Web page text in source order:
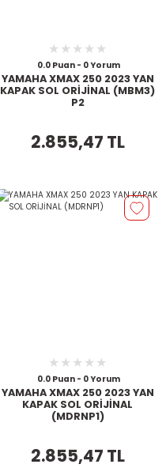
0.0 Puan - 0 Yorum
YAMAHA XMAX 250 2023 YAN
KAPAK SOL ORİJİNAL (MBM3)
P2
2.855,47 TL
0.0 Puan - 0 Yorum
YAMAHA XMAX 250 2023 YAN
KAPAK SOL ORİJİNAL
(MDRNP1)
2.855,47 TL